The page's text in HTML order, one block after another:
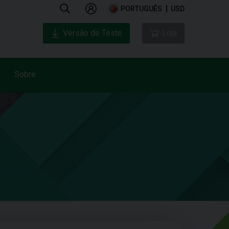
PORTUGUÊS USD
Sobre
Versão de Teste